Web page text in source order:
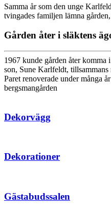
Samma år som den unge
tvingades familjen lämna
Gården åter i släktens
1967 kunde gården åter komma
son, Sune Karlfeldt,
Paret renoverade under många
bergsmangården
Dekorvägg
Dekorationer
Gästabudssalen